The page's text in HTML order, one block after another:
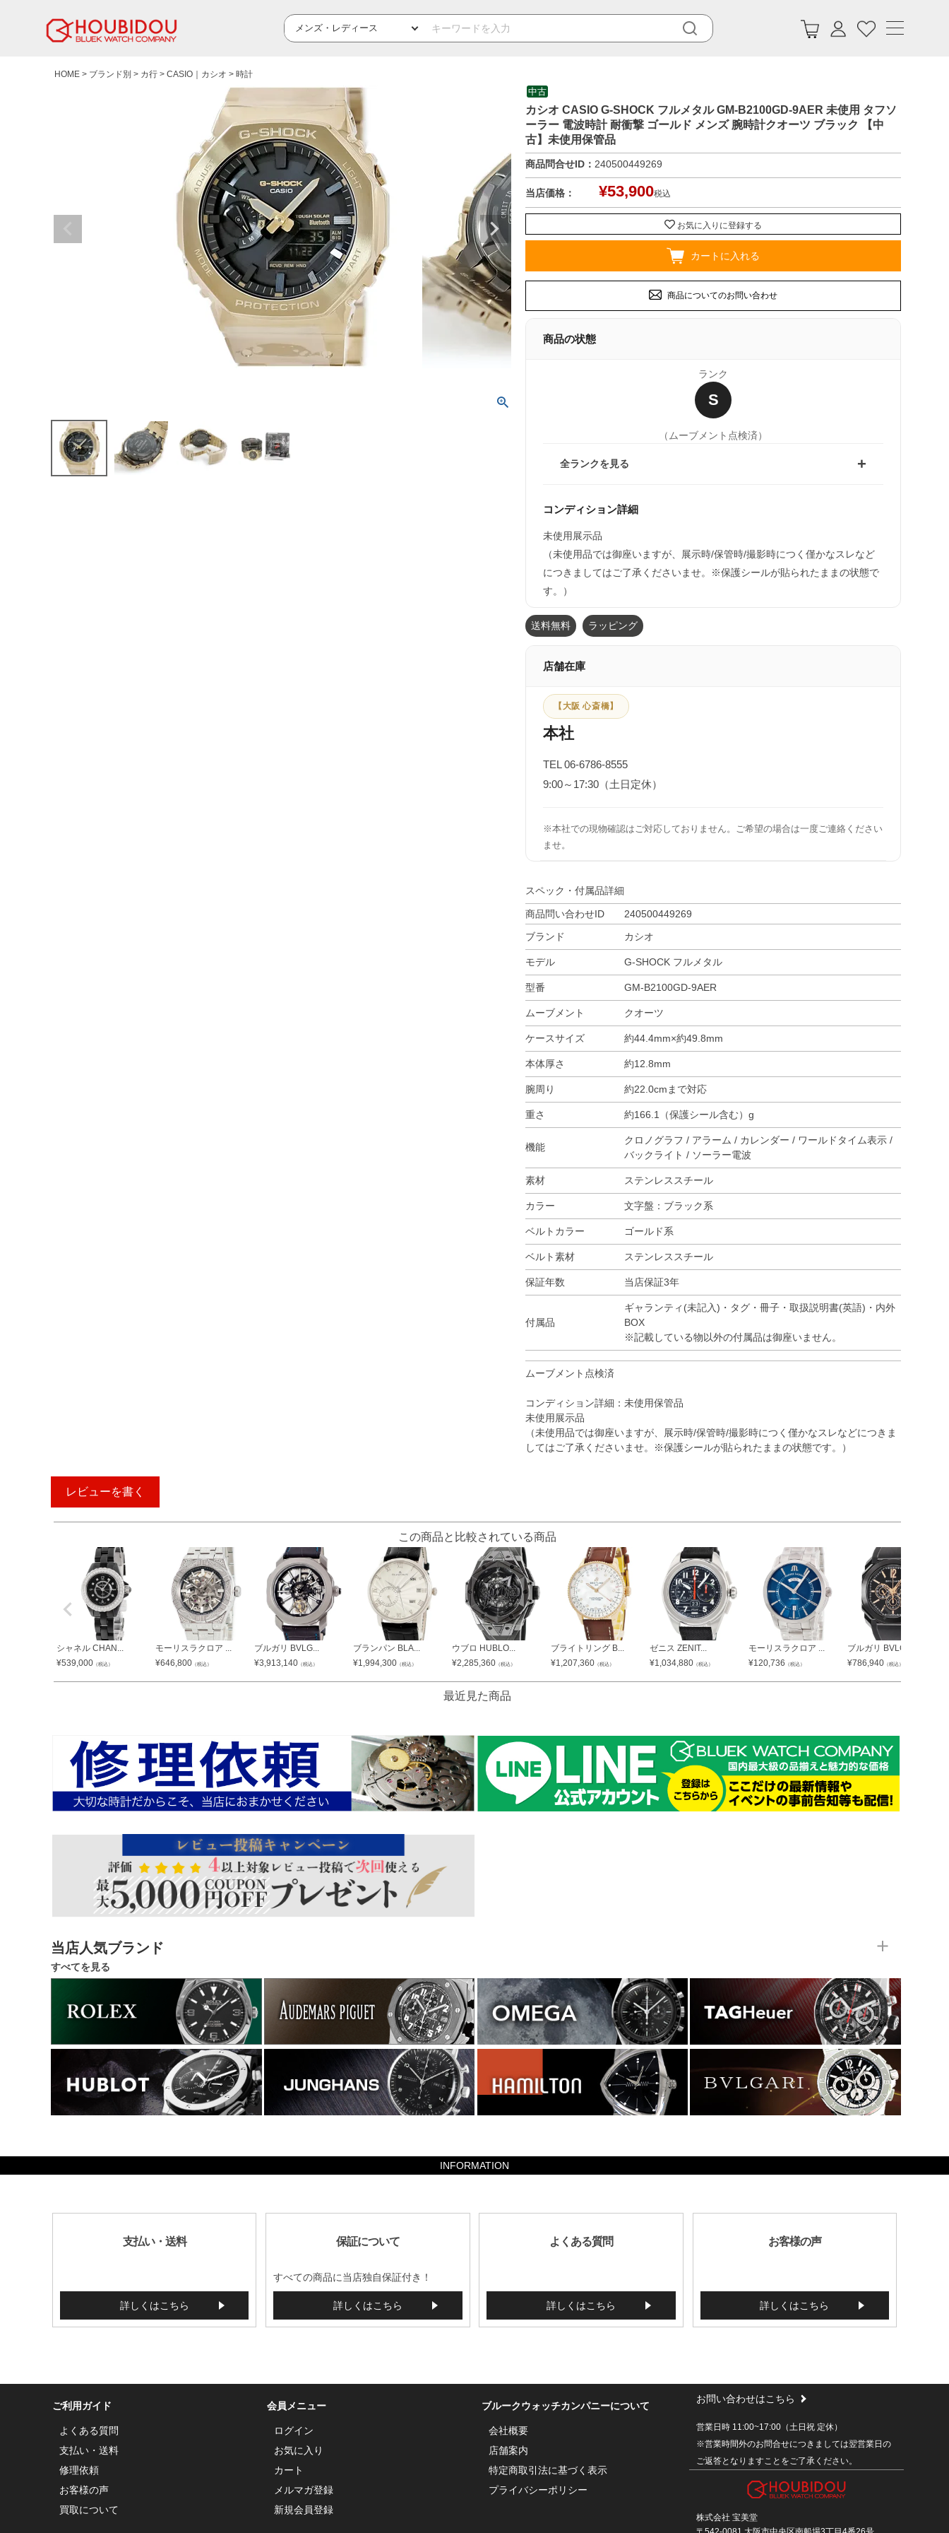
HOME ブランド別 カ行 CASIO｜カシオ 時計
中古
カシオ CASIO G-SHOCK フルメタル GM-B2100GD-9AER 未使用 タフソ
ーラー 電波時計 耐衝撃 ゴールド メンズ 腕時計クオーツ ブラック 【中
古】未使用保管品
商品問合せID： 240500449269
当店価格： ¥53,900税込
お気に入りに登録する
カートに入れる
商品についてのお問い合わせ
商品の状態
ランク
S
（ムーブメント点検済）
全ランクを見る
コンディション詳細
未使用展示品
（未使用品では御座いますが、展示時/保管時/撮影時につく僅かなスレなど
につきましてはご了承くださいませ。※保護シールが貼られたままの状態で
す。）
送料無料 ラッピング
店舗在庫
【大阪 心斎橋】
本社
TEL 06-6786-8555
9:00～17:30（土日定休）
※本社での現物確認はご対応しておりません。ご希望の場合は一度ご連絡ください
ませ。
スペック・付属品詳細
商品問い合わせID
240500449269
ブランド
カシオ
モデル G-SHOCK フルメタル
型番 GM-B2100GD-9AER
ムーブメント クオーツ
ケースサイズ 約44.4mm×約49.8mm
本体厚さ 約12.8mm
腕周り 約22.0cmまで対応
重さ 約166.1（保護シール含む）g
機能
クロノグラフ / アラーム / カレンダー / ワールドタイム表示 /
バックライト / ソーラー電波
素材 ステンレススチール
カラー 文字盤：ブラック系
ベルトカラー ゴールド系
ベルト素材 ステンレススチール
保証年数 当店保証3年
付属品
ギャランティ(未記入)・タグ・冊子・取扱説明書(英語)・内外
BOX
※記載している物以外の付属品は御座いません。
ムーブメント点検済
コンディション詳細：未使用保管品
未使用展示品
（未使用品では御座いますが、展示時/保管時/撮影時につく僅かなスレなどにつきま
してはご了承くださいませ。※保護シールが貼られたままの状態です。）
レビューを書く
この商品と比較されている商品
シャネル CHAN...
¥539,000 （税込）
モーリスラクロア ...
¥646,800 （税込）
ブルガリ BVLG...
¥3,913,140 （税込）
ブランパン BLA...
¥1,994,300 （税込）
ウブロ HUBLO...
¥2,285,360 （税込）
ブライトリング B...
¥1,207,360 （税込）
ゼニス ZENIT...
¥1,034,880 （税込）
モーリスラクロア ...
¥120,736 （税込）
ブルガリ BVLG...
¥786,940 （税込）
最近見た商品
当店人気ブランド
すべてを見る
INFORMATION
支払い・送料
詳しくはこちら
保証について
すべての商品に当店独自保証付き！
詳しくはこちら
よくある質問
詳しくはこちら
お客様の声
詳しくはこちら
ご利用ガイド
よくある質問
支払い・送料
修理依頼
お客様の声
買取について
会員メニュー
ログイン
お気に入り
カート
メルマガ登録
新規会員登録
ブルークウォッチカンパニーについて
会社概要
店舗案内
特定商取引法に基づく表示
プライバシーポリシー
お問い合わせはこちら
営業日時 11:00~17:00（土日祝 定休）
※営業時間外のお問合せにつきましては翌営業日の
ご返答となりますことをご了承ください。
株式会社 宝美堂